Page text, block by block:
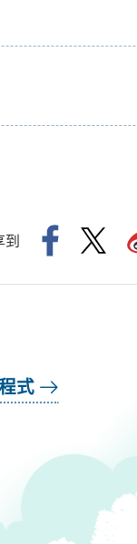
到
式